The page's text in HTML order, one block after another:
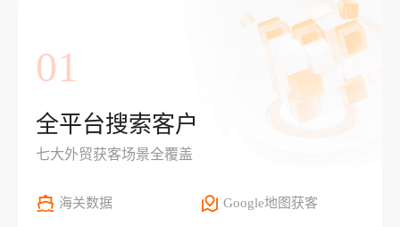
01
全平台搜索客户
七大外贸获客场景全覆盖
海关数据 Google地图获客